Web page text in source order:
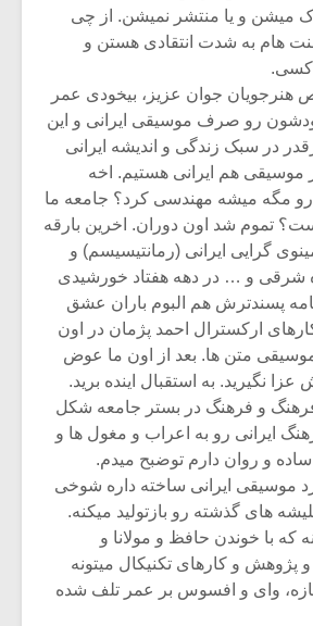
میشن و یا منتشر نمیشن. از چی
هام به شدت انتقادی هستن و
کسی.
جوان عزیز، بیخودی عمر
رو صرف موسیقی ایرانی و این
در سبک زندگی و اندیشه ایرانی
موسیقی هم ایرانی هستیم. اخه
مگه میشه مهندسی کرد؟ جامعه ما
تموم شد اون دوران. اخرین بارقه
گرایی ایرانی (رمانتیسیسم) و
شرقی و … در دهه هفتاد خورشیدی
پسندترش هم البوم باران عشق
ارکسترال احمد پژمان در اون
متن ها. بعد از اون ما عوض
نگیرید. به استقبال اینده برید.
و فرهنگ در بستر جامعه شکل
ایرانی رو به اعراب و مغول ها و
و روان دارم توضبح میدم.
موسیقی ایرانی ساخته داره شوخی
های گذشته رو بازتولید میکنه.
که با خوندن حافظ و مولانا و
و کارهای تکنیکال میتونه
وای و افسوس بر عمر تلف شده